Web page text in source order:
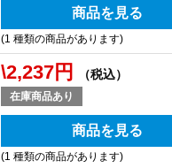
商品を見る
(1 種類の商品があります)
\2,237円 （税込）
在庫商品あり
商品を見る
(1 種類の商品があります)